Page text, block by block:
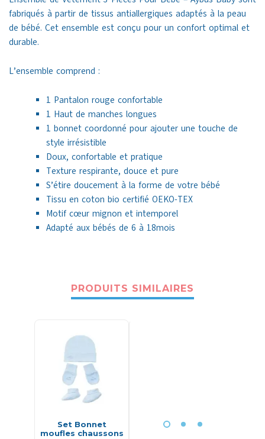
fabriqués à partir de tissus antiallergiques adaptés à la peau
de bébé. Cet ensemble est conçu pour un confort optimal et
durable.
L’ensemble comprend :
1 Pantalon rouge confortable
1 Haut de manches longues
1 bonnet coordonné pour ajouter une touche de
style irrésistible
Doux, confortable et pratique
Texture respirante, douce et pure
S’étire doucement à la forme de votre bébé
Tissu en coton bio certifié OEKO-TEX
Motif cœur mignon et intemporel
Adapté aux bébés de 6 à 18mois
PRODUITS SIMILAIRES
Set Bonnet
moufles chaussons
Couverture